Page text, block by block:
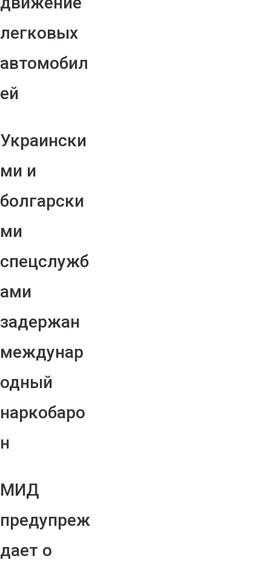
легковых
автомобил
ей
Украински
ми и
болгарски
ми
спецслужб
ами
задержан
междунар
одный
наркобаро
н
МИД
предупреж
дает о